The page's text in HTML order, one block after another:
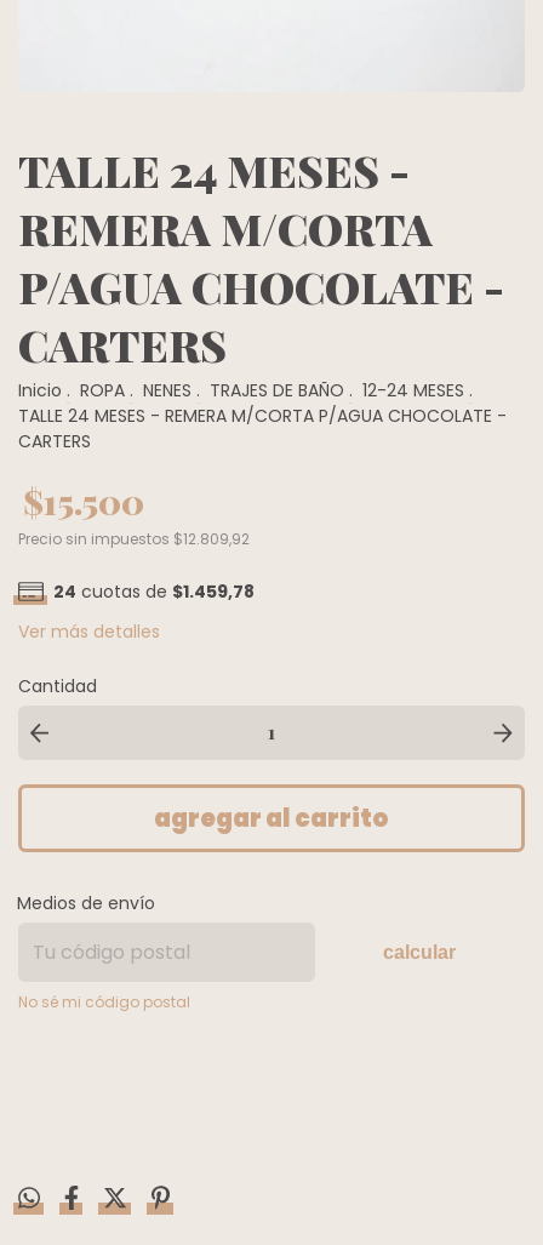
TALLE 24 MESES -
REMERA M/CORTA
P/AGUA CHOCOLATE -
CARTERS
Inicio . ROPA . NENES . TRAJES DE BAÑO . 12-24 MESES .
TALLE 24 MESES - REMERA M/CORTA P/AGUA CHOCOLATE -
CARTERS
$15.500
Precio sin impuestos $12.809,92
24 cuotas de $1.459,78
Ver más detalles
Cantidad
Medios de envío
calcular
No sé mi código postal